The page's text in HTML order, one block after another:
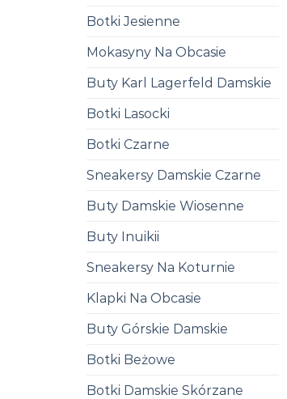
Botki Jesienne
Mokasyny Na Obcasie
Buty Karl Lagerfeld Damskie
Botki Lasocki
Botki Czarne
Sneakersy Damskie Czarne
Buty Damskie Wiosenne
Buty Inuikii
Sneakersy Na Koturnie
Klapki Na Obcasie
Buty Górskie Damskie
Botki Beżowe
Botki Damskie Skórzane